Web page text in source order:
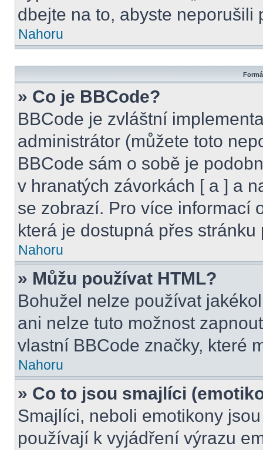
dbejte na to, abyste neporušili
Nahoru
» Co je BBCode?
BBCode je zvláštní
administrátor (můžete toto
BBCode sám o sobě je
v hranatých závorkách [ a ] a
se zobrazí. Pro více informací
která je dostupná přes stránku
Nahoru
» Můžu používat HTML?
Bohužel nelze používat
ani nelze tuto možnost
vlastní BBCode značky, které
Nahoru
» Co to jsou smajlíci
Smajlíci, neboli emotikony
používají k vyjádření výrazu